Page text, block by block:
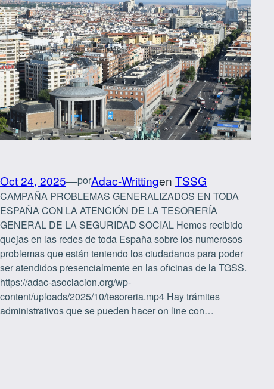
Oct 24, 2025—porAdac-Writtingen TSSG
CAMPAÑA PROBLEMAS GENERALIZADOS EN TODA
ESPAÑA CON LA ATENCIÓN DE LA TESORERÍA
GENERAL DE LA SEGURIDAD SOCIAL Hemos recibido
quejas en las redes de toda España sobre los numerosos
problemas que están teniendo los ciudadanos para poder
ser atendidos presencialmente en las oficinas de la TGSS.
https://adac-asociacion.org/wp-
content/uploads/2025/10/tesoreria.mp4 Hay trámites
administrativos que se pueden hacer on line con…